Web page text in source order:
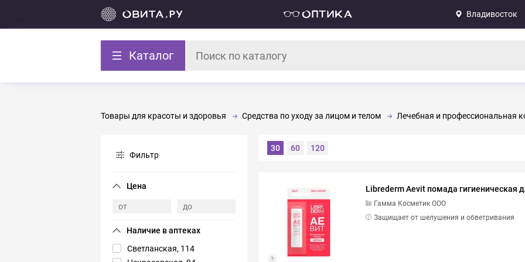
Владивосток
Каталог
Товары для красоты и здоровья Средства по уходу за лицом и телом Лечебная и профессиональная
Фильтр
Светланская, 114
30 60 120
Librederm Aevit помада гигиеническая
Гамма Косметик ООО
Защищает от шелушения и обветривания